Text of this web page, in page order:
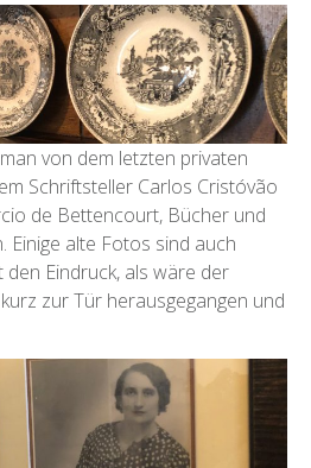
von dem letzten privaten
Schriftsteller Carlos Cristóvão
de Bettencourt, Bücher und
Einige alte Fotos sind auch
Eindruck, als wäre der
zur Tür herausgegangen und